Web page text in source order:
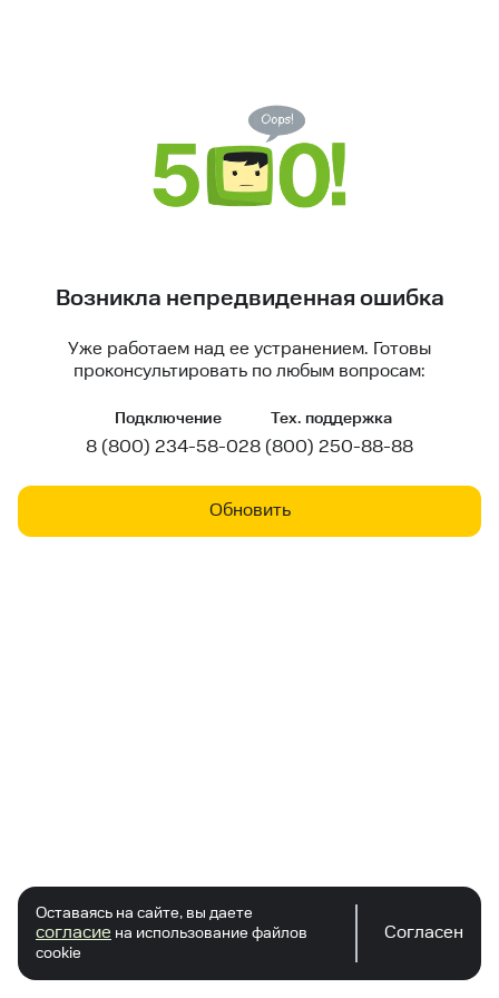
Возникла непредвиденная ошибка
Уже работаем над ее устранением. Готовы
проконсультировать по любым вопросам:
Подключение
8 (800) 234-58-02
Тех. поддержка
8 (800) 250-88-88
Обновить
Оставаясь на сайте, вы даете
согласие на использование файлов
cookie
Согласен